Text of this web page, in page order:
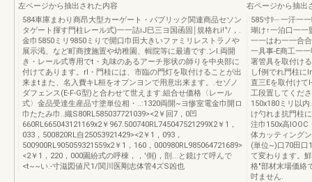
左ページから抽出された内容
584車庫まわり商昂大型カーゲート・パブリック関連商品セソン
タゲート揮す門柱レール式)一一詰iJ巳三ヨ国函固￨規格れi!‘'/，.
金巾5850ミリ9850ミりで開口巾田大きいファミリレストラノや
展示渇、など町商捜施置や幼稚園、輯院等に最適です.ンI.両開
き・レール式専用でt・丸味のあるアーチ形状の師りを中央部に
付けてあります。rI・門桂には、市臨の門灯を取付けることが出
来まtまた、名入費キL桓をオプンヨンで用意出来ます。.セゾノ
ダフェンス(E-F-G型)と合わせて世えます.組合せ価格〈レール
式〉金品受達生産品寸塗単位相・..:1320両開~ヨ惨室電金巾開ロ
巾たたみ巾..織S80RL585037721039><2￥回7，0凹
660RL665043121169x2￥967.500740RL745047521299X2￥1，
033，500820RL自25053921429><2￥1，093，
500900RL905059321559x2￥1，160，000980RL985064721689>
<2￥1，220，000園紛式の呼棟，，'倒)，剖...と鏡けて呼んで
<t~~い.-寸滋図値尺1/関川医剛志体管4ズS凶也
右ページから抽出
585寸l﹂一汗一
瑚け↑一泊口一一
一一はわ一一合
一具事-E商工一
署管具を取付け
しf例でれ門柱に
直三Eを取付け
工段置してくだ
150x180ミリ以
け勺れま抗門柱
注巾150x高
体カッティング
(単位~)口70田口
て変わります。
格"部材末場価絡
吋ません.